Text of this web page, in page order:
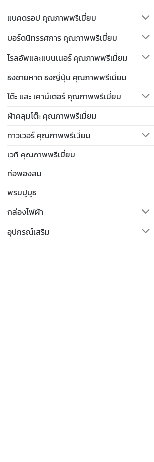
แบคดรอป คุณภาพพรีเมี่ยม
บอร์ดนิทรรศการ คุณภาพพรีเมี่ยม
โรลอัพและแบนเนอร์ คุณภาพพรีเมี่ยม
ธงชายหาด ธงญี่ปุ่น คุณภาพพรีเมี่ยม
โต๊ะ และ เคาน์เตอร์ คุณภาพพรีเมี่ยม
ผ้าคลุมโต๊ะ คุณภาพพรีเมี่ยม
ทาวเวอร์ คุณภาพพรีเมี่ยม
เวที คุณภาพพรีเมี่ยม
ท่อพองลม
พรมปูบูธ
กล่องไฟผ้า
อุปกรณ์เสริม